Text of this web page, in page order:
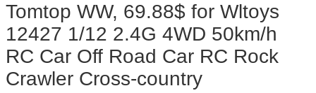
Tomtop WW, 69.88$ for Wltoys
12427 1/12 2.4G 4WD 50km/h
RC Car Off Road Car RC Rock
Crawler Cross-country